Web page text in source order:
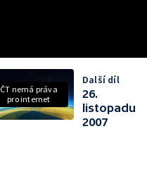
ČT nemá práva
pro internet
Další díl
26.
listopadu
2007